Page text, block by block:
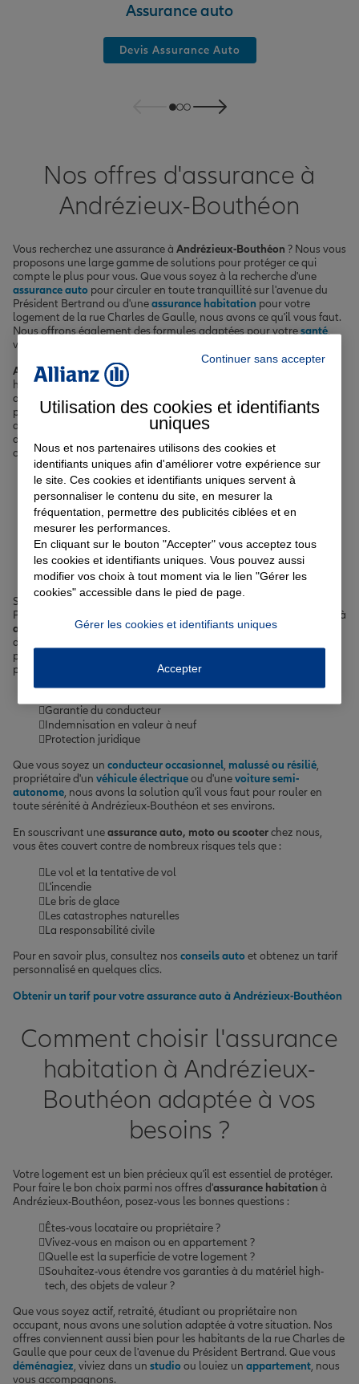
Assurance auto
Devis Assurance Auto
Nos offres d'assurance à
Andrézieux-Bouthéon
Vous recherchez une assurance à Andrézieux-Bouthéon ? Nous vous
proposons une large gamme de solutions pour protéger ce qui
compte le plus pour vous. Que vous soyez à la recherche d'une
assurance auto pour circuler en toute tranquillité sur l'avenue du
Président Bertrand ou d'uneassurance habitation pour votre
logement de la rue Charles de Gaulle, nous avons ce qu'il vous faut.
Nous offrons également des formules adaptées pour votresanté,
votre vie, vos études ou encore votre
Andrézieux-Bouthéon, située dans la Loire, compte plus de 9 000
habitants qui peuvent compter sur notre expertise pour les
accompagner au quotidien. Avec son climat continental et sa
proximité avec Saint-Étienne, cette commune dynamique nécessite
des
sur mesure que nous sommes en mesure
de vous apporter. Que vous habitiez près du parc des Essarts ou du
complexe sportif Le Cabl, nous avons l'assurance qu'il vous faut.
Votre assurance auto, moto
ou scooter à Andrézieux-
Bouthéon
Se déplacer à Andrézieux-Bouthéon, que ce soit sur l'avenue du
Président Bertrand ou la rue Charles de Gaulle, implique de penser à
assurer votre véhicule, qu'il s'agisse d'une voiture, d'une moto ou
d'un scooter. Nous vous proposons des formules adaptées à votre
profil et vos besoins, avec des options complémentaires pour une
protection optimale :
Garantie du conducteur
Indemnisation en valeur à neuf
Protection juridique
Que vous soyez un conducteur occasionnel, malussé ou résilié,
propriétaire d'un véhicule électriqueou d'unevoiture semi-
autonome, nous avons la solution qu'il vous faut pour rouler en
toute sérénité à Andrézieux-Bouthéon et ses environs.
En souscrivant uneassurance auto, moto ou scooterchez nous,
vous êtes couvert contre de nombreux risques tels que :
Le vol et la tentative de vol
L'incendie
Le bris de glace
Les catastrophes naturelles
La responsabilité civile
Pour en savoir plus, consultez nos conseils autoet obtenez un tarif
personnalisé en quelques clics.
Obtenir un tarif pour votre assurance auto à Andrézieux-Bouthéon
Comment choisir l'assurance
habitation à Andrézieux-
Bouthéon adaptée à vos
besoins ?
Votre logement est un bien précieux qu'il est essentiel de protéger.
Pour faire le bon choix parmi nos offres d'assurance habitation à
Andrézieux-Bouthéon, posez-vous les bonnes questions :
Êtes-vous locataire ou propriétaire ?
Vivez-vous en maison ou en appartement ?
Quelle est la superficie de votre logement ?
Souhaitez-vous étendre vos garanties à du matériel high-
tech, des objets de valeur ?
Que vous soyez actif, retraité, étudiant ou propriétaire non
occupant, nous avons une solution adaptée à votre situation. Nos
offres conviennent aussi bien pour les habitants de la rue Charles de
Gaulle que pour ceux de l'avenue du Président Bertrand. Que vous
déménagiez, viviez dans un studioou louiez un appartement, nous
vous accompagnons.
Continuer sans accepter
Utilisation des cookies et identifiants
uniques
Nous et nos partenaires utilisons des cookies et
identifiants uniques afin d'améliorer votre expérience sur
le site. Ces cookies et identifiants uniques servent à
personnaliser le contenu du site, en mesurer la
fréquentation, permettre des publicités ciblées et en
mesurer les performances.
En cliquant sur le bouton "Accepter" vous acceptez tous
les cookies et identifiants uniques. Vous pouvez aussi
modifier vos choix à tout moment via le lien "Gérer les
cookies" accessible dans le pied de page.
Gérer les cookies et identifiants uniques
Accepter